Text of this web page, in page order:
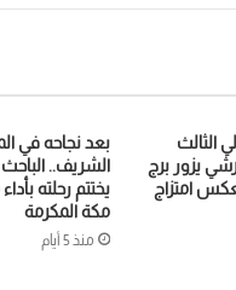
الثالث
يزور برج
امتزاج
بعد نجاحه في
الشريف..
يختتم رحلته
مكة المكرمة
منذ 5 أيام